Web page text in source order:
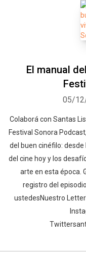
El manual
05/
Colaborá con Santas
Festival Sonora
del buen cinéfilo:
del cine hoy y los
arte en esta época.
registro del
ustedes⁠⁠⁠⁠⁠⁠⁠⁠⁠⁠⁠⁠⁠⁠⁠⁠⁠⁠⁠⁠⁠⁠⁠⁠⁠⁠⁠Nuestro